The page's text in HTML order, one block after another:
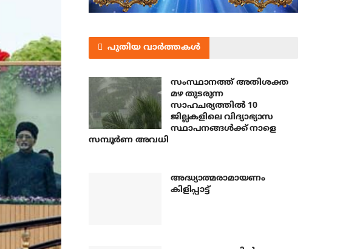
പുതിയ വാർത്തകൾ
സംസ്ഥാനത്ത് അതിശക്ത
മഴ തുടരുന്ന
സാഹചര്യത്തിൽ 10
ജില്ലകളിലെ വിദ്യാഭ്യാസ
സ്ഥാപനങ്ങൾക്ക് നാളെ
സമ്പൂർണ അവധി
അദ്ധ്യാത്മരാമായണം
കിളിപ്പാട്ട്